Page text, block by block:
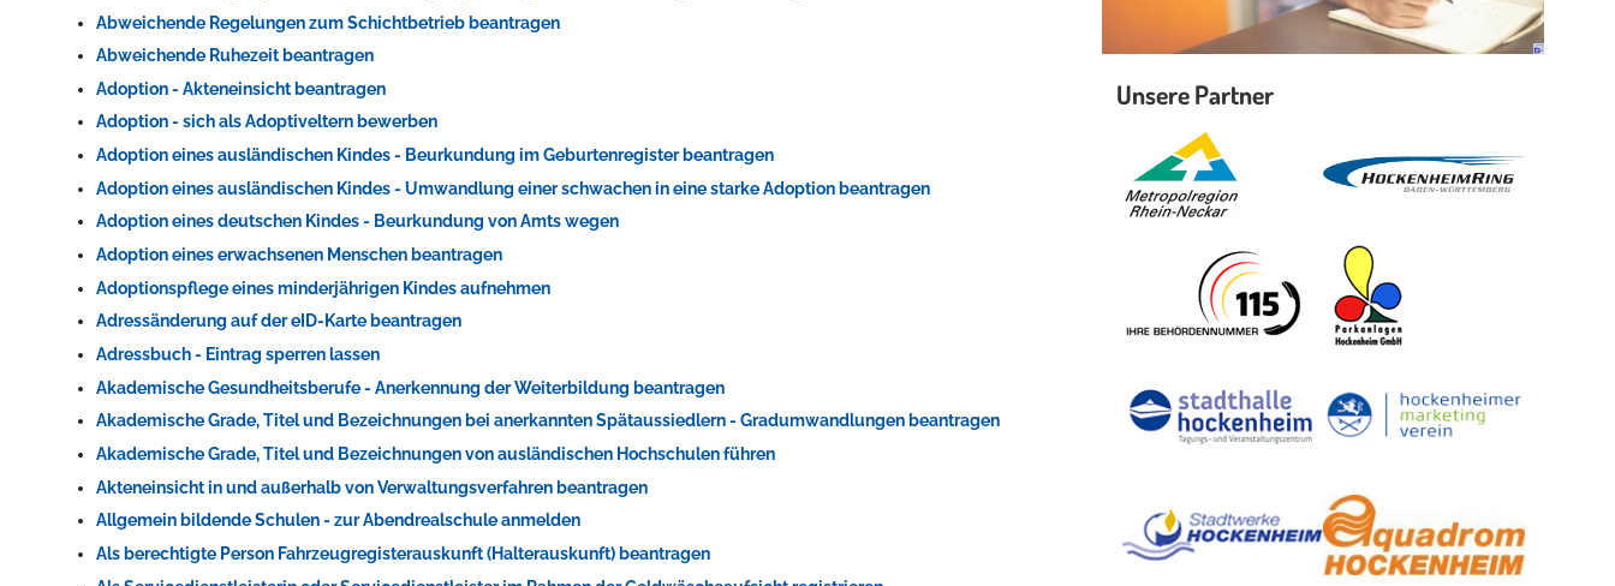
Abweichende Regelungen zum Schichtbetrieb beantragen
Abweichende Ruhezeit beantragen
Adoption - Akteneinsicht beantragen
Adoption - sich als Adoptiveltern bewerben
Adoption eines ausländischen Kindes - Beurkundung im Geburtenregister beantragen
Adoption eines ausländischen Kindes - Umwandlung einer schwachen in eine starke Adoption beantragen
Adoption eines deutschen Kindes - Beurkundung von Amts wegen
Adoption eines erwachsenen Menschen beantragen
Adoptionspflege eines minderjährigen Kindes aufnehmen
Adressänderung auf der eID-Karte beantragen
Adressbuch - Eintrag sperren lassen
Akademische Gesundheitsberufe - Anerkennung der Weiterbildung beantragen
Akademische Grade, Titel und Bezeichnungen bei anerkannten Spätaussiedlern - Gradumwandlungen beantragen
Akademische Grade, Titel und Bezeichnungen von ausländischen Hochschulen führen
Akteneinsicht in und außerhalb von Verwaltungsverfahren beantragen
Allgemein bildende Schulen - zur Abendrealschule anmelden
Als berechtigte Person Fahrzeugregisterauskunft (Halterauskunft) beantragen
Unsere Partner